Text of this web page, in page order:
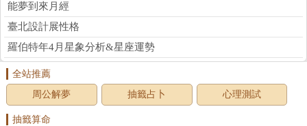
能夢到來月經
臺北設計展性格
羅伯特年4月星象分析&星座運勢
全站推薦
周公解夢
抽籤占卜 心理測試
抽籤算命